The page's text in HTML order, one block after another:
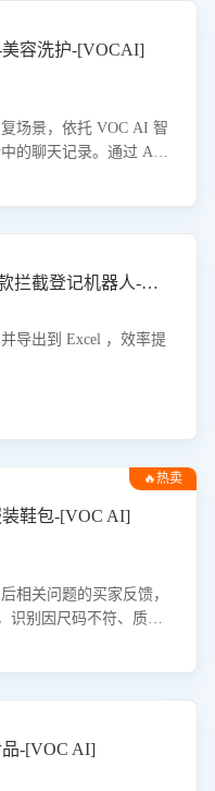
容洗护-[VOCAI]
场景，依托 VOC AI 智
的聊天记录。通过 AI
进策略，助力商家快速
抖音小店已发货仅退款拦截登记机器人-八爪鱼
导出到 Excel ，效率提
🔥热卖
鞋包-[VOC AI]
相关问题的买家反馈，
识别因尺码不符、质量
销售额的显著提升。
-[VOC AI]